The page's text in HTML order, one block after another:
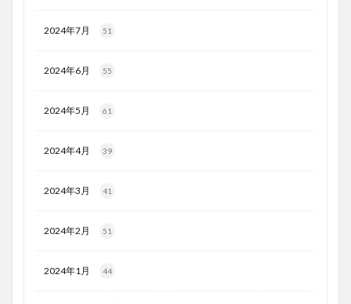
2024年7月 51
2024年6月 55
2024年5月 61
2024年4月 39
2024年3月 41
2024年2月 51
2024年1月 44